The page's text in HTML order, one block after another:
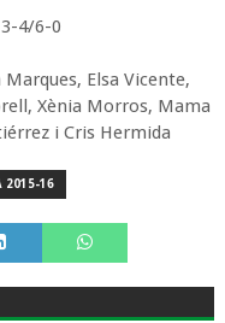
4/6-0
Elsa Vicente,
Xènia Morros, Mama
i Cris Hermida
2015-16